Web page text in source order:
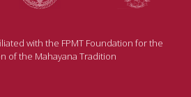
with the FPMT Foundation for the
of the Mahayana Tradition